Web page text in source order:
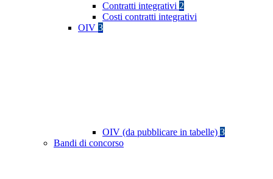
Contratti integrativi 2
Costi contratti integrativi
OIV 3
OIV (da pubblicare in tabelle) 3
Bandi di concorso